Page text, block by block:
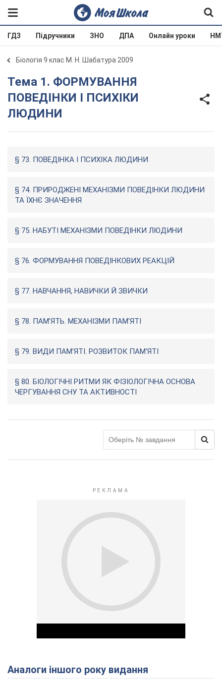
ГДЗ Підручники ЗНО ДПА Онлайн уроки
Біологія 9 клас М. Н. Шабатура 2009
Тема 1. ФОРМУВАННЯ
ПОВЕДІНКИ І ПСИХІКИ
ЛЮДИНИ
§ 73. ПОВЕДІНКА І ПСИХІКА ЛЮДИНИ
§ 74. ПРИРОДЖЕНІ МЕХАНІЗМИ ПОВЕДІНКИ ЛЮДИНИ
ТА ЇХНЄ ЗНАЧЕННЯ
§ 75. НАБУТІ МЕХАНІЗМИ ПОВЕДІНКИ ЛЮДИНИ
§ 76. ФОРМУВАННЯ ПОВЕДІНКОВИХ РЕАКЦІЙ
§ 77. НАВЧАННЯ, НАВИЧКИ Й ЗВИЧКИ
§ 78. ПАМ’ЯТЬ. МЕХАНІЗМИ ПАМ'ЯТІ
§ 79. ВИДИ ПАМ'ЯТІ. РОЗВИТОК ПАМ‘ЯТІ
§ 80. БІОЛОГІЧНІ РИТМИ ЯК ФІЗІОЛОГІЧНА ОСНОВА
ЧЕРГУВАННЯ СНУ ТА АКТИВНОСТІ
Аналоги іншого року видання